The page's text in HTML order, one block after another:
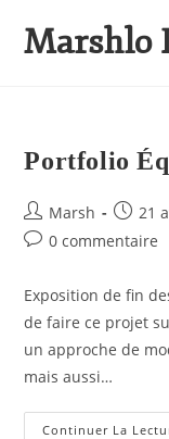
Marshlo
Portfolio
Marsh 21
0 commentaire
Exposition de fin
de faire ce projet
un approche de
mais aussi…
Continuer La